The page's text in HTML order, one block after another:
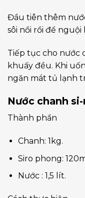
Đầu tiên thêm
sôi nồi rồi để nguội
Tiếp tục cho nước
khuấy đều. Khi
ngăn mát tủ lạnh
Nước chanh
Thành phần
Chanh: 1kg.
Siro phong:
Nước : 1,5 lít.